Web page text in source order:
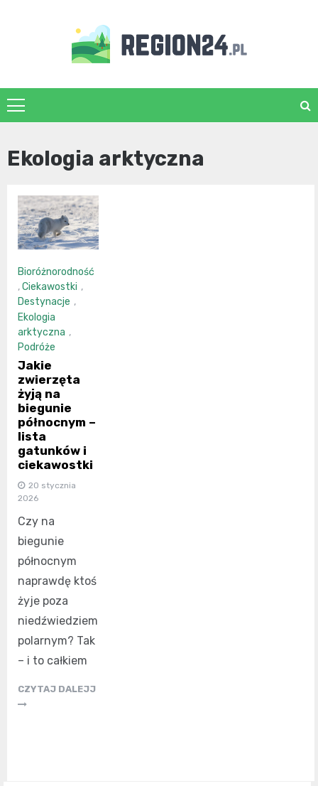
region24.pl
Ekologia arktyczna
Bioróżnorodność
,Ciekawostki ,
Destynacje ,
Ekologia
arktyczna ,
Podróże
Jakie
zwierzęta
żyją na
biegunie
północnym –
lista
gatunków i
ciekawostki
20 stycznia
2026
Czy na
biegunie
północnym
naprawdę ktoś
żyje poza
niedźwiedziem
polarnym? Tak
– i to całkiem
CZYTAJ DALEJJ